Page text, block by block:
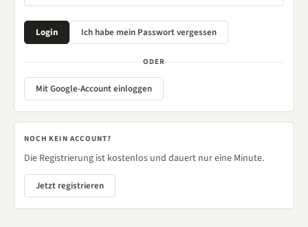
ODER
Mit Google-Account einloggen
NOCH KEIN ACCOUNT?
Die Registrierung ist kostenlos und dauert nur eine Minute.
Jetzt registrieren